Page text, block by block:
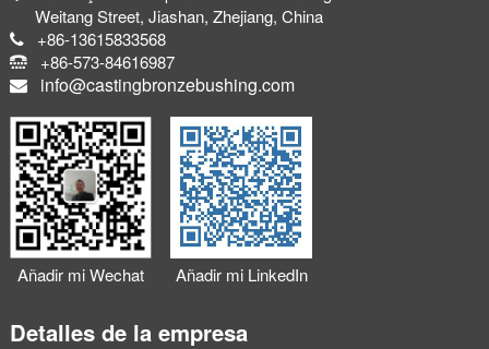
Weitang Street, Jiashan, Zhejiang, China
+86-13615833568
+86-573-84616987
info@castingbronzebushing.com
Añadir mi Wechat Añadir mi LinkedIn
Detalles de la empresa